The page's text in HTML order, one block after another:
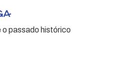
o passado histórico